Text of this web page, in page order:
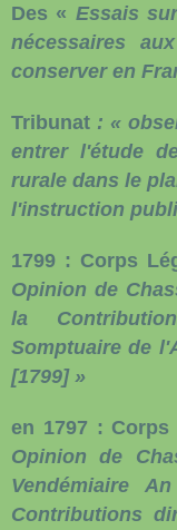
Des « Essais
nécessaires
conserver en
Tribunat : «
entrer l'étude
rurale dans le
l'instruction
1799 : Corps
Opinion de
la
Somptuaire de
[1799] »
en 1797 :
Opinion de
Vendémiaire
Contributions